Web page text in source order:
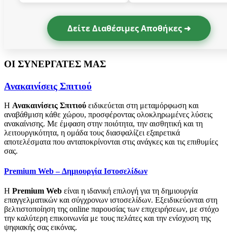
Δείτε Διαθέσιμες Αποθήκες ➜
ΟΙ ΣΥΝΕΡΓΑΤΕΣ ΜΑΣ
Ανακαινίσεις Σπιτιού
Η Ανακαινίσεις Σπιτιού ειδικεύεται στη μεταμόρφωση και
αναβάθμιση κάθε χώρου, προσφέροντας ολοκληρωμένες λύσεις
ανακαίνισης. Με έμφαση στην ποιότητα, την αισθητική και τη
λειτουργικότητα, η ομάδα τους διασφαλίζει εξαιρετικά
αποτελέσματα που ανταποκρίνονται στις ανάγκες και τις επιθυμίες
σας.
Premium Web – Δημιουργία Ιστοσελίδων
Η Premium Web είναι η ιδανική επιλογή για τη δημιουργία
επαγγελματικών και σύγχρονων ιστοσελίδων. Εξειδικεύονται στη
βελτιστοποίηση της online παρουσίας των επιχειρήσεων, με στόχο
την καλύτερη επικοινωνία με τους πελάτες και την ενίσχυση της
ψηφιακής σας εικόνας.